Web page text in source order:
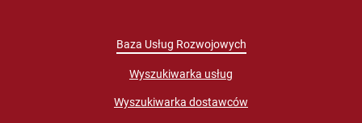
Baza Usług Rozwojowych
Wyszukiwarka usług
Wyszukiwarka dostawców